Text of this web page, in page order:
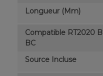
Longueur (mm)
Compatible RT2020 B
BC
Source Incluse